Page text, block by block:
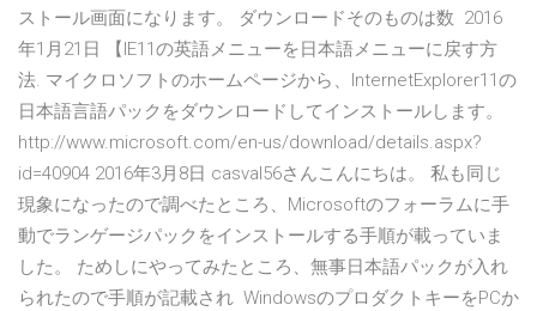
ストール画面になります。 ダウンロードそのものは数 2016
年1月21日 【IE11の英語メニューを日本語メニューに戻す方
法. マイクロソフトのホームページから、InternetExplorer11の
日本語言語パックをダウンロードしてインストールします。
http://www.microsoft.com/en-us/download/details.aspx?
id=40904 2016年3月8日 casval56さんこんにちは。 私も同じ
現象になったので調べたところ、Microsoftのフォーラムに手
動でランゲージパックをインストールする手順が載っていま
した。 ためしにやってみたところ、無事日本語パックが入れ
られたので手順が記載され WindowsのプロダクトキーをPCか